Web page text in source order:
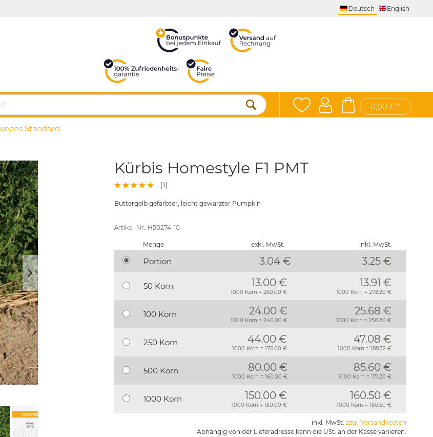
Deutsch English
0,00 € *
Standard
Kürbis Homestyle F1 PMT
(1)
Buttergelb gefärbter, leicht gewarzter Pumpkin
Artikel-Nr.: H50274-10
Menge exkl. MwSt. inkl. MwSt.
Portion 3.04 € 3.25€
50 Korn 13.00 €
1000 Korn = 260.00 €
13.91 €
1000 Korn = 278.20 €
100 Korn 24.00 €
1000 Korn = 240.00 €
25.68 €
1000 Korn = 256.80 €
250 Korn 44.00 €
1000 Korn = 176.00 €
47.08 €
1000 Korn = 188.32 €
500 Korn 80.00 €
1000 Korn = 160.00 €
85.60 €
1000 Korn = 171.20 €
1000 Korn 150.00 €
1000 Korn = 150.00 €
160.50 €
1000 Korn = 160.50 €
inkl. MwSt. zzgl. Versandkosten
Abhängig von der Lieferadresse kann die USt. an der Kasse variieren.